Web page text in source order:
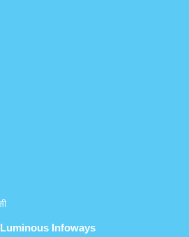
Luminous Infoways